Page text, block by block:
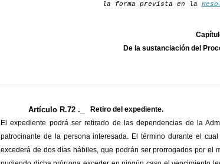
la forma prevista en la
De la sustanciación del
Artículo R.72 ._
Retiro del expediente.
El expediente podrá ser retirado de las dependencias de la
patrocinante de la persona interesada. El término durante el
excederá de dos días hábiles, que podrán ser prorrogados por el